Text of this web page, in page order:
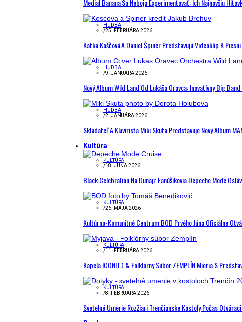
Medial Banana Sa Neboja Experimentovať: Ich Najnovšiu
HUDBA
/25. FEBRUÁRA 2026
Katka Koščová A Daniel Špiner Predstavujú Videoklip K
HUDBA
/9. JANUÁRA 2026
Nový Album Wild Land Od Lukáša Oravca: Inovatívny Big
HUDBA
/2. JANUÁRA 2026
Skladateľ A Klavirista Miki Skuta Predstavuje Nový Album
Kultúra
KULTÚRA
/18. JÚNA 2026
Black Celebration Na Dunaji: Fanúšikovia Depeche Mode
KULTÚRA
/26. MÁJA 2026
Kultúrno-Komunitné Centrum BOD Prvého Júna Oficiálne
KULTÚRA
/11. FEBRUÁRA 2026
Kapela ICONITO & Folklórny Súbor ZEMPLÍN Mieria S
KULTÚRA
/8. FEBRUÁRA 2026
Svetelné Umenie Rozžiari Trenčianske Kostoly Počas